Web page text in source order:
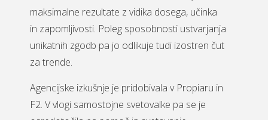
maksimalne rezultate z vidika dosega, učinka
in zapomljivosti. Poleg sposobnosti ustvarjanja
unikatnih zgodb pa jo odlikuje tudi izostren čut
za trende.
Agencijske izkušnje je pridobivala v Propiaru in
F2. V vlogi samostojne svetovalke pa se je